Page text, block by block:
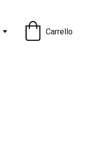
Carrello